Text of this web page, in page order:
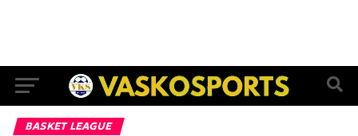
BASKET LEAGUE